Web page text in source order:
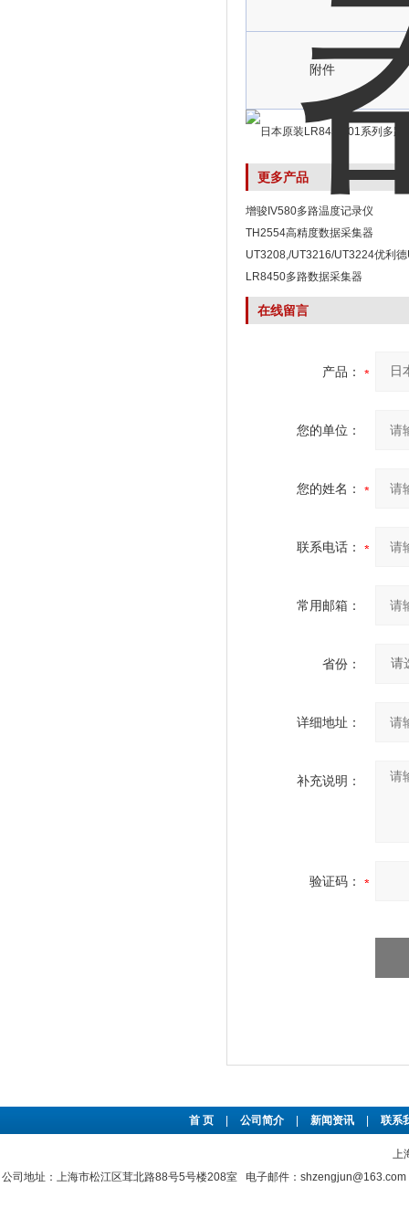
附件
更多产品
增骏IV580多路温度记录仪
TH2554高精度数据采集器
UT3208,/UT3216/UT3224优利
路温度记录仪
LR8450多路数据采集器
在线留言
产品：
您的单位：
您的姓名：
联系电话：
常用邮箱：
省份：
详细地址：
补充说明：
验证码：
首 页 公司简介 新闻资讯 联系
上
公司地址：上海市松江区茸北路88号5号楼208室 电子邮件：